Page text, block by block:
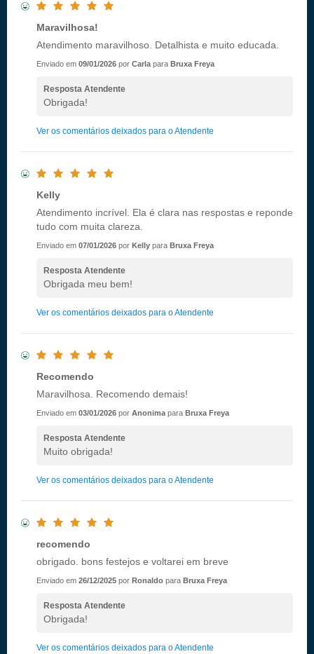
Maravilhosa!
Atendimento maravilhoso. Detalhista e muito educada.
Enviado em 09/01/2026 por Carla para Bruxa Freya
Resposta Atendente
Obrigada!
Ver os comentários deixados para o Atendente
Kelly
Atendimento incrível. Ela é clara nas respostas e reponde
tudo com muita clareza.
Enviado em 07/01/2026 por Kelly para Bruxa Freya
Resposta Atendente
Obrigada meu bem!
Ver os comentários deixados para o Atendente
Recomendo
Maravilhosa. Recomendo demais!
Enviado em 03/01/2026 por Anonima para Bruxa Freya
Resposta Atendente
Muito obrigada!
Ver os comentários deixados para o Atendente
recomendo
obrigado. bons festejos e voltarei em breve
Enviado em 26/12/2025 por Ronaldo para Bruxa Freya
Resposta Atendente
Obrigada!
Ver os comentários deixados para o Atendente